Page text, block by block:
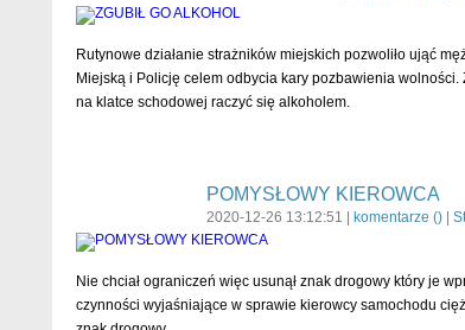
Rutynowe działanie strażników miejskich pozwoliło ująć
Miejską i Policję celem odbycia kary pozbawienia wolności.
na klatce schodowej raczyć się alkoholem.
POMYSŁOWY KIEROWCA
2020-12-26 13:12:51 | komentarze ()|
Nie chciał ograniczeń więc usunął znak drogowy który je
czynności wyjaśniające w sprawie kierowcy samochodu